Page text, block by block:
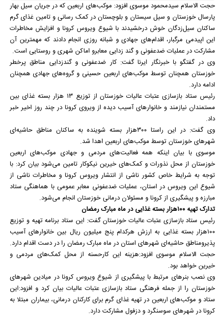
حجت الاسلام سیدمحمود موسوی افزود: موکب‌های اربعین که در جریان سیل بهار
پارسال خوزستان و سیل سیستان و بلوچستان در کمک رسانی و تامین غذای گرم
ساکنان سیل‌زدگان خوش درخشیدند با شیوع ویروس کرونا و افزایش مخاطرات
این اپیدمی مرگبار، اقدام‌های جهادی و شبانه روزی انجام دادند که مهمترین آن
مشارکت در عملیات ضدعفونی و گند زدایی معابرو اماکن شهری و روستایی است.
وی در گفتگو با خبرنگار ایرنا گفت: کار ضدعفونی و گندزدایی مناطق پرخطر
خوزستان همچنان توسط موکب‌های اربعین حسینی و گروه‌های جهادی همچنان
ادامه دارد.
رئیس ستاد بازسازی عتبات عالیات خوزستان از توزیع ۱۳ هزار بسته غذای بین
مستمندان نیازمند و خانوار‌های آسیب دیده از ویروی کرونا در چند روز اخیر خبر
داد.
وی گفت: در این راستا ۳۰۰هزار بسته شوینده به ساکنان مناطق حاشیه‌ای
شهر‌های خوزستان توسط موکب‌های اربعین اهدا شد.
موسوی با بیان اینکه همه فعالیت‌های مردمی و جهادی موکب‌های اربعین
خوزستان از محل نذورات و کمک‌های خیرین نیکوکار تامین می‌شود بیان کرد: با
توجه به شرایط خاص کشور ناشی از انتشار ویروس کرونا و مخاطرات ناشی از
شیوع این ویروس در استان، عملیات ضدعفونی معابر عمومی با هماهنگی ستاد
مبارزه و پیشگیری از کرونا و مسئولان درمانی خوزستان انجام می‌شود.
تدارک تهیه ۱۰۰هزار بسته غذایی در ماه مبارک رمضان
رئیس ستاد بازسازی عتبات عالیات خوزستان گفت: این ستاد برنامه تهیه و توزیع
۱۰۰هزار بسته غذایی به ارزش هرکدام پنج میلیون ریال بین خانوار‌های آسیب
پذیرومناطق حاشیه‌ای شهر‌های استان در ماه مبارک رمضان را در دست اقدام دارد.
حجت الاسلام موسوی افزود:هزینه این کارحسنه از محل کمک‌های مردمی و
خیرین خواهد بود.
وی نصب بنر‌های مرتبط با پیشگیری از شیوع ویروس کرونا در میادین شهر‌های
خوزستان را از جمله فرهنگی ستاد بازسازی عتبات عالیات بیان کرد و افزود:این
ستاد و موکب‌های اربعین در تهیه غذای گرم برای کارکنان درمانی، بیماران مبتلا به
کرونا در شهر‌های سوسنگرد و دزفول مشارکت دارد.